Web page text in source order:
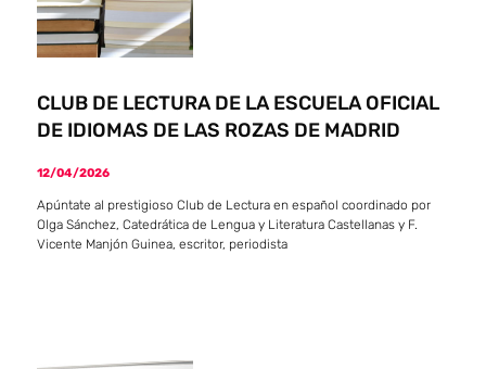
CLUB DE LECTURA DE LA ESCUELA OFICIAL
DE IDIOMAS DE LAS ROZAS DE MADRID
12/04/2026
Apúntate al prestigioso Club de Lectura en español coordinado por
Olga Sánchez, Catedrática de Lengua y Literatura Castellanas y F.
Vicente Manjón Guinea, escritor, periodista